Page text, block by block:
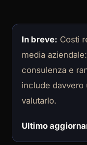
In breve: Costi
media
consulenza e
include davvero
valutarlo.
Ultimo